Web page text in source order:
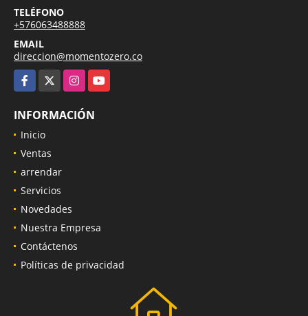
TELÉFONO
+576063488888
EMAIL
direccion@momentozero.co
Facebook
InstagramYouTube
INFORMACIÓN
Inicio
Ventas
arrendar
Servicios
Novedades
Nuestra Empresa
Contáctenos
Políticas de privacidad